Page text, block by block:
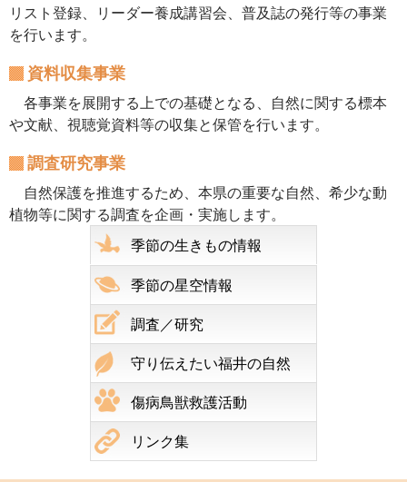
リスト登録、リーダー養成講習会、普及誌の発行等の事業
を行います。
資料収集事業
各事業を展開する上での基礎となる、自然に関する標本
や文献、視聴覚資料等の収集と保管を行います。
調査研究事業
自然保護を推進するため、本県の重要な自然、希少な動
植物等に関する調査を企画・実施します。
季節の生きもの情報
季節の星空情報
調査／研究
守り伝えたい福井の自然
傷病鳥獣救護活動
リンク集